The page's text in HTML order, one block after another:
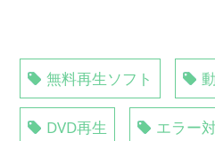
無料再生ソフト
DVD再生 エラー